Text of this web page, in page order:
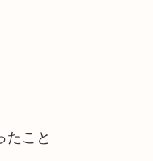
たこと